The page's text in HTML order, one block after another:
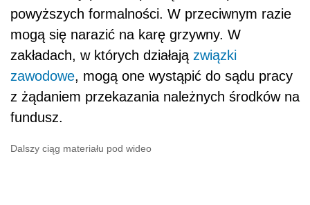
powyższych formalności. W przeciwnym razie
mogą się narazić na karę grzywny. W
zakładach, w których działają związki
zawodowe, mogą one wystąpić do sądu pracy
z żądaniem przekazania należnych środków na
fundusz.
Dalszy ciąg materiału pod wideo